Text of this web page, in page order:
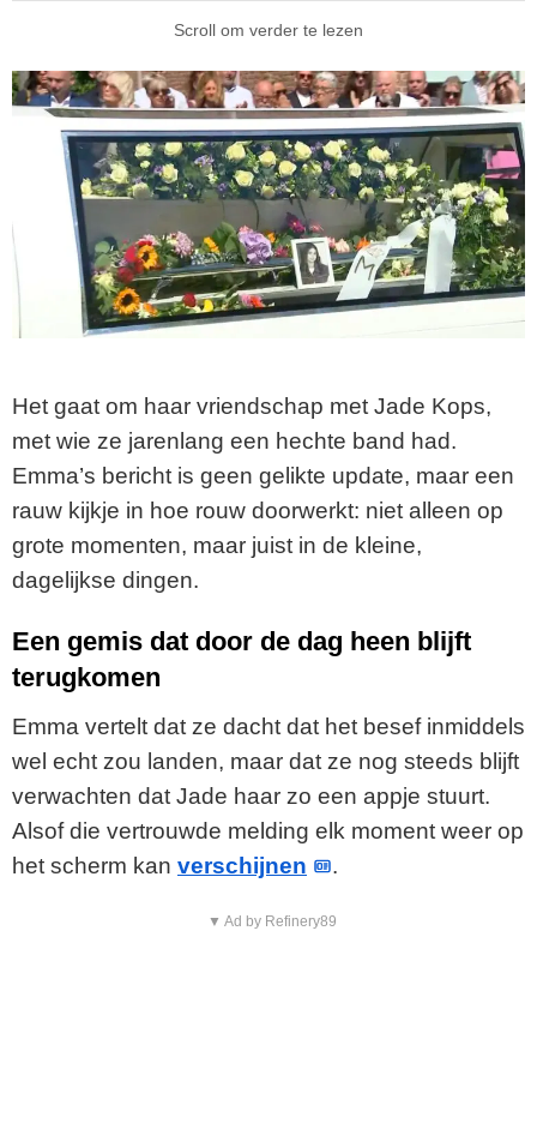
Scroll om verder te lezen
Het gaat om haar vriendschap met Jade Kops,
met wie ze jarenlang een hechte band had.
Emma’s bericht is geen gelikte update, maar een
rauw kijkje in hoe rouw doorwerkt: niet alleen op
grote momenten, maar juist in de kleine,
dagelijkse dingen.
Een gemis dat door de dag heen blijft
terugkomen
Emma vertelt dat ze dacht dat het besef inmiddels
wel echt zou landen, maar dat ze nog steeds blijft
verwachten dat Jade haar zo een appje stuurt.
Alsof die vertrouwde melding elk moment weer op
het scherm kan verschijnen .
▼ Ad by Refinery89